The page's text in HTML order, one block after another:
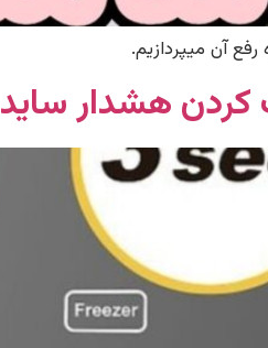
آن میپردازیم.
کردن هشدار ساید